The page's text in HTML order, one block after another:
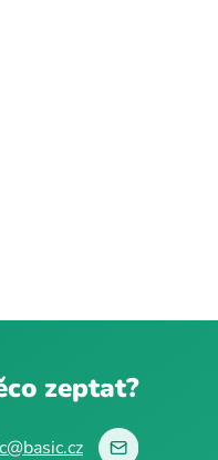
zeptat?